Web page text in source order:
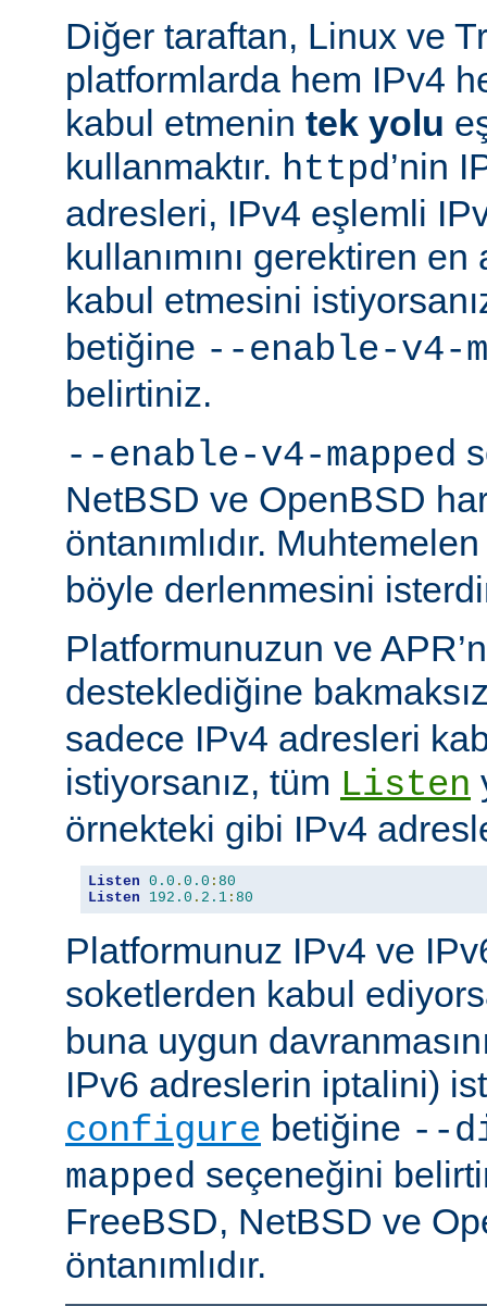
Diğer taraftan, Linux ve
platformlarda hem IPv4
kabul etmenin tek yolu
kullanmaktır. httpd’nin
adresleri, IPv4 eşlemli
kullanımını gerektiren
kabul etmesini
betiğine --enable-v4-
belirtiniz.
--enable-v4-mapped
NetBSD ve OpenBSD
öntanımlıdır.
böyle derlenmesini
Platformunuzun ve
desteklediğine
sadece IPv4 adresleri
istiyorsanız, tüm Listen
örnekteki gibi IPv4
Listen 0.0 . 0.0 : 80
Listen
192.0 . 2.1 : 80
Platformunuz IPv4 ve
soketlerden kabul
buna uygun
IPv6 adreslerin iptalini)
configure betiğine --
mapped seçeneğini
FreeBSD, NetBSD ve
öntanımlıdır.